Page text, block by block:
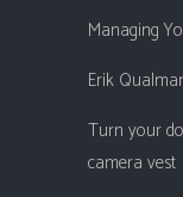
Managing
Erik
Turn your
camera vest